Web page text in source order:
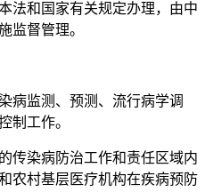
法和国家有关规定办理，由中
监督管理。
病监测、预测、流行病学调
制工作。
传染病防治工作和责任区域内
农村基层医疗机构在疾病预防